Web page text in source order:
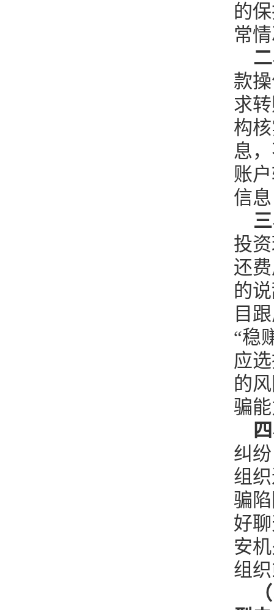
的
常
款
求
构
息
账
信
投
还
的
目
“稳
应
的
骗
纠
组
骗
好
安
组